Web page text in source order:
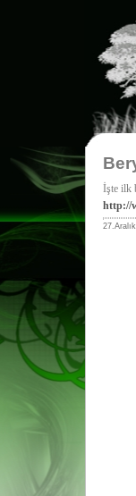
İşte ilk
http://